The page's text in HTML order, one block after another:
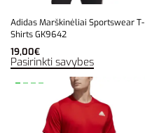
Adidas Marškinėliai Sportswear T-
Shirts GK9642
19,00€
Pasirinkti savybes